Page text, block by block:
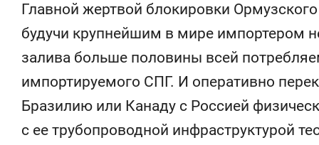
Главной жертвой блокировки
будучи крупнейшим в мире импортером
залива больше половины всей
импортируемого СПГ. И оперативно
Бразилию или Канаду с Россией
с ее трубопроводной инфраструктурой
Рекомендуем
150 камер до квартиры и Face
ID вместо ключа: какой будет
безопасность в ЖК «Нова»
Рекомендуем
Опыт
природе,
с